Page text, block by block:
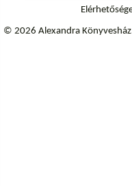
© 2026 Alexandra